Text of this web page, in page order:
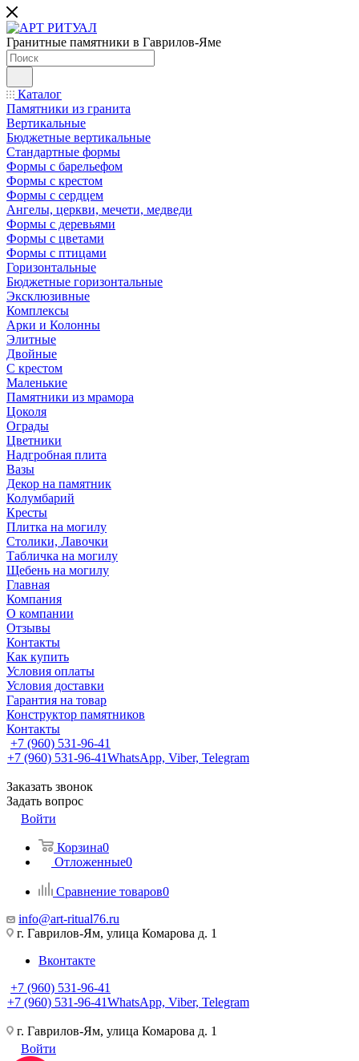
Гранитные памятники в Гаврилов-Яме
Каталог
Памятники из гранита
Вертикальные
Бюджетные вертикальные
Стандартные формы
Формы с барельефом
Формы с крестом
Формы с сердцем
Ангелы, церкви, мечети, медведи
Формы с деревьями
Формы с цветами
Формы с птицами
Горизонтальные
Бюджетные горизонтальные
Эксклюзивные
Комплексы
Арки и Колонны
Элитные
Двойные
С крестом
Маленькие
Памятники из мрамора
Цоколя
Ограды
Цветники
Надгробная плита
Вазы
Декор на памятник
Колумбарий
Кресты
Плитка на могилу
Столики, Лавочки
Табличка на могилу
Щебень на могилу
Главная
Компания
О компании
Отзывы
Контакты
Как купить
Условия оплаты
Условия доставки
Гарантия на товар
Конструктор памятников
Контакты
+7 (960) 531-96-41
+7 (960) 531-96-41WhatsApp, Viber, Telegram
Заказать звонок
Задать вопрос
Войти
Корзина0
Отложенные0
Сравнение товаров0
info@art-ritual76.ru
г. Гаврилов-Ям, улица Комарова д. 1
Вконтакте
+7 (960) 531-96-41
+7 (960) 531-96-41WhatsApp, Viber, Telegram
г. Гаврилов-Ям, улица Комарова д. 1
Войти